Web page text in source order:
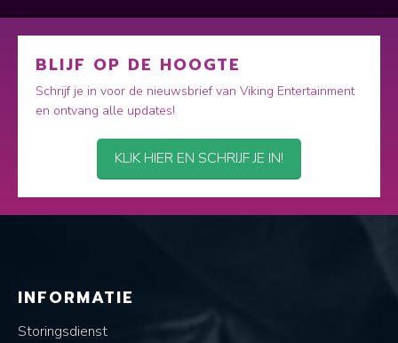
BLIJF OP DE HOOGTE
Schrijf je in voor de nieuwsbrief van Viking Entertainment
en ontvang alle updates!
KLIK HIER EN SCHRIJF JE IN!
INFORMATIE
Storingsdienst